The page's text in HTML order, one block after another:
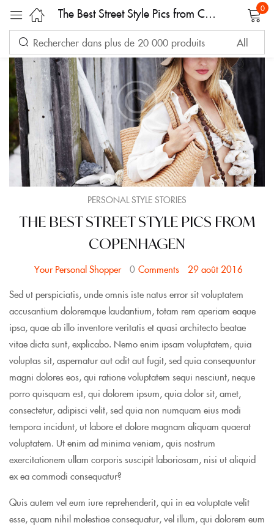
The Best Street Style Pics from Copenhagen 0
PERSONAL STYLE STORIES
THE BEST STREET STYLE PICS FROM
COPENHAGEN
Your Personal Shopper 0 Comments
29 août 2016
Sed ut perspiciatis, unde omnis iste natus error sit voluptatem
accusantium doloremque laudantium, totam rem aperiam eaque
ipsa, quae ab illo inventore veritatis et quasi architecto beatae
vitae dicta sunt, explicabo. Nemo enim ipsam voluptatem, quia
voluptas sit, aspernatur aut odit aut fugit, sed quia consequuntur
magni dolores eos, qui ratione voluptatem sequi nesciunt, neque
porro quisquam est, qui dolorem ipsum, quia dolor sit, amet,
consectetur, adipisci velit, sed quia non numquam eius modi
tempora incidunt, ut labore et dolore magnam aliquam quaerat
voluptatem. Ut enim ad minima veniam, quis nostrum
exercitationem ullam corporis suscipit laboriosam, nisi ut aliquid
ex ea commodi consequatur?
Quis autem vel eum iure reprehenderit, qui in ea voluptate velit
esse, quam nihil molestiae consequatur, vel illum, qui dolorem eum
Sign in
Remember me Lost password?
LOG IN
CREATE AN ACCOUNT